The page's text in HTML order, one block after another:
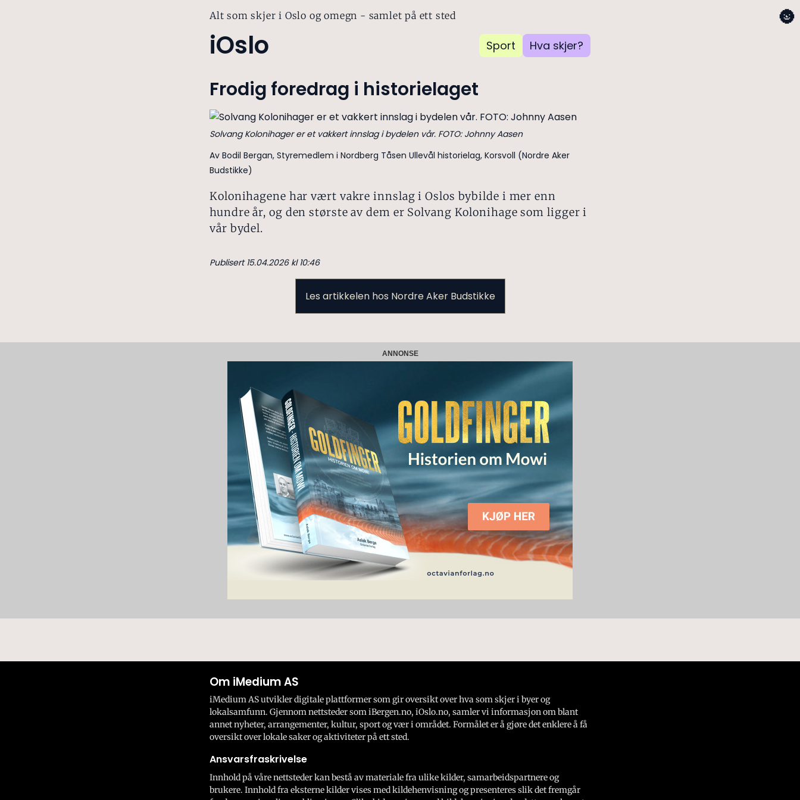
Alt som skjer i Oslo og omegn - samlet på ett sted
iOslo Sport Hva skjer?
🌚
Frodig foredrag i historielaget
Solvang Kolonihager er et vakkert innslag i bydelen vår. FOTO: Johnny Aasen
Av Bodil Bergan, Styremedlem i Nordberg Tåsen Ullevål historielag, Korsvoll (Nordre Aker
Budstikke)
Kolonihagene har vært vakre innslag i Oslos bybilde i mer enn
hundre år, og den største av dem er Solvang Kolonihage som ligger i
vår bydel.
Publisert 15.04.2026 kl 10:46
Les artikkelen hos Nordre Aker Budstikke
ANNONSE
Om iMedium AS
iMedium AS utvikler digitale plattformer som gir oversikt over hva som skjer i byer og
lokalsamfunn. Gjennom nettsteder som iBergen.no, iOslo.no, samler vi informasjon om blant
annet nyheter, arrangementer, kultur, sport og vær i området. Formålet er å gjøre det enklere å få
oversikt over lokale saker og aktiviteter på ett sted.
Ansvarsfraskrivelse
Innhold på våre nettsteder kan bestå av materiale fra ulike kilder, samarbeidspartnere og
brukere. Innhold fra eksterne kilder vises med kildehenvisning og presenteres slik det fremgår